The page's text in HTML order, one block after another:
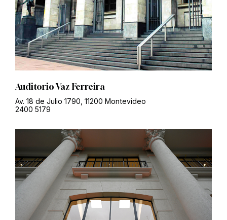
Auditorio Vaz Ferreira
Av. 18 de Julio 1790, 11200 Montevideo
2400 5179